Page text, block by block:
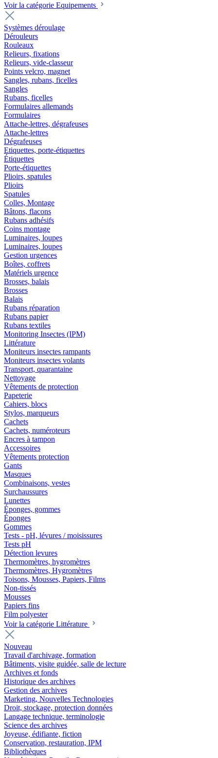
Voir la catégorie Equipements
Systèmes déroulage
Dérouleurs
Rouleaux
Relieurs, fixations
Relieurs, vide-classeur
Points velcro, magnet
Sangles, rubans, ficelles
Sangles
Rubans, ficelles
Formulaires allemands
Formulaires
Attache-lettres, dégrafeuses
Attache-lettres
Dégrafeuses
Etiquettes, porte-étiquettes
Étiquettes
Porte-étiquettes
Plioirs, spatules
Plioirs
Spatules
Colles, Montage
Bâtons, flacons
Rubans adhésifs
Coins montage
Luminaires, loupes
Luminaires, loupes
Gestion urgences
Boîtes, coffrets
Matériels urgence
Brosses, balais
Brosses
Balais
Rubans réparation
Rubans papier
Rubans textiles
Monitoring Insectes (IPM)
Littérature
Moniteurs insectes rampants
Moniteurs insectes volants
Transport, quarantaine
Nettoyage
Vêtements de protection
Papeterie
Cahiers, blocs
Stylos, marqueurs
Cachets
Cachets, numéroteurs
Encres à tampon
Accessoires
Vêtements protection
Gants
Masques
Combinaisons, vestes
Surchaussures
Lunettes
Éponges, gommes
Éponges
Gommes
Tests - pH, lévures / moisissures
Tests pH
Détection levures
Thermomètres, hygromètres
Thermomètres, Hygromètres
Toisons, Mousses, Papiers, Films
Non-tissés
Mousses
Papiers fins
Film polyester
Voir la catégorie Littérature
Nouveau
Travail d'archivage, formation
Bâtiments, visite guidée, salle de lecture
Archives et fonds
Historique des archives
Gestion des archives
Marketing, Nouvelles Technologies
Droit, stockage, protection données
Langage technique, terminologie
Science des archives
Joyeuse, édifiante, fiction
Conservation, restauration, IPM
Bibliothèques